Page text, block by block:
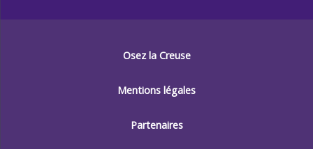
Osez la Creuse
Mentions légales
Partenaires